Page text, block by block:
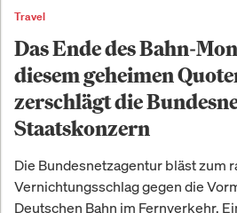
Travel
Das Ende des Bahn-
diesem geheimen
zerschlägt die
Staatskonzern
Die Bundesnetzagentur bläst zum
Vernichtungsschlag gegen die
Deutschen Bahn im Fernverkehr.